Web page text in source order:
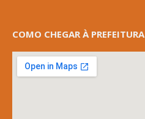
COMO CHEGAR À PREFEITURA